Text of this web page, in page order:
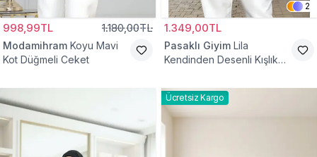
998,99TL 1.180,00TL
Modamihram Koyu Mavi
Kot Düğmeli Ceket
2
1.349,00TL
Pasaklı Giyim Lila
Kendinden Desenli Kışlık
Tesettür Ceket
Ücretsiz Kargo